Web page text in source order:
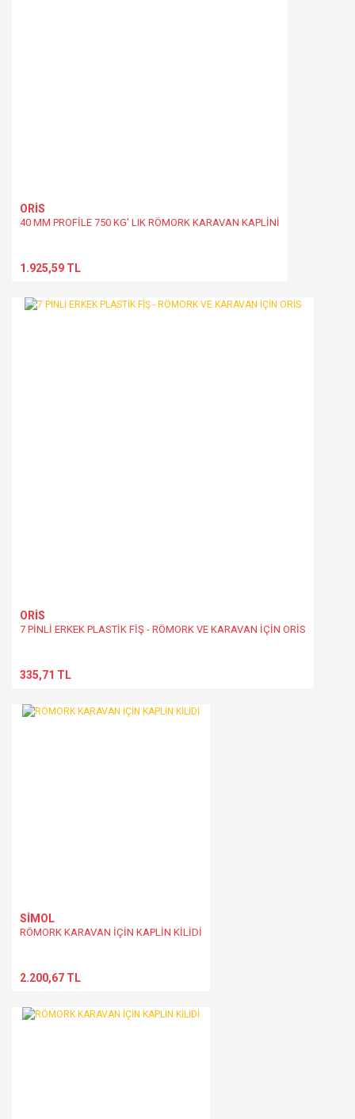
ORİS
40 MM PROFİLE 750 KG' LIK RÖMORK KARAVAN KAPLİNİ
1.925,59 TL
ORİS
7 PİNLİ ERKEK PLASTİK FİŞ - RÖMORK VE KARAVAN İÇİN ORİS
335,71 TL
SİMOL
RÖMORK KARAVAN İÇİN KAPLİN KİLİDİ
2.200,67 TL